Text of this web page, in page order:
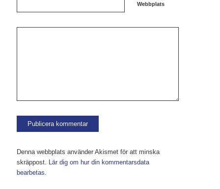
Webbplats
Denna webbplats använder Akismet för att minska
skräppost. Lär dig om hur din kommentarsdata
bearbetas.